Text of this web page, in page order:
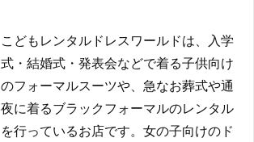
こどもレンタルドレスワールドは、入学
式・結婚式・発表会などで着る子供向け
のフォーマルスーツや、急なお葬式や通
夜に着るブラックフォーマルのレンタル
を行っているお店です。女の子向けのド